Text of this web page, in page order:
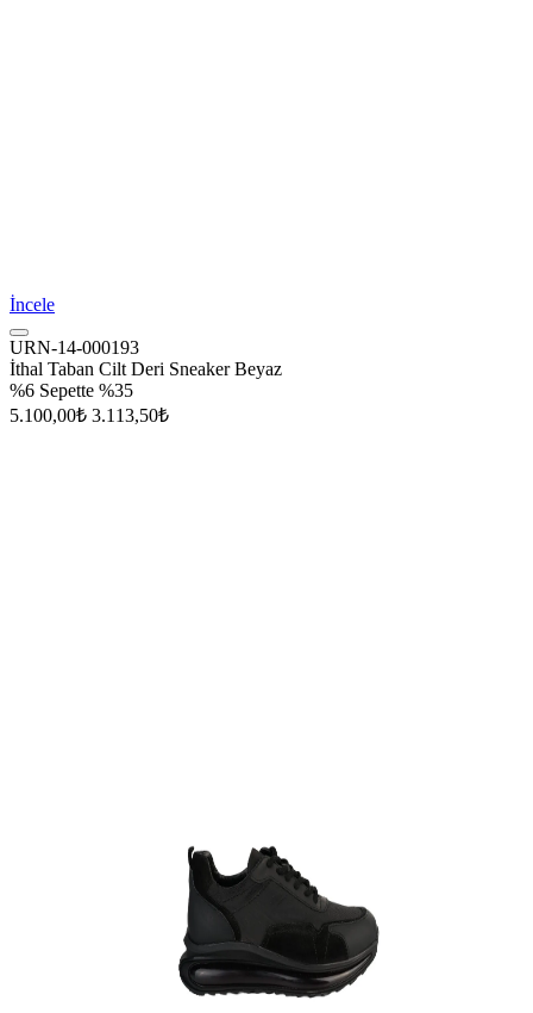
İncele
URN-14-000193
İthal Taban Cilt Deri Sneaker Beyaz
%6 Sepette %35
5.100,00₺ 3.113,50₺